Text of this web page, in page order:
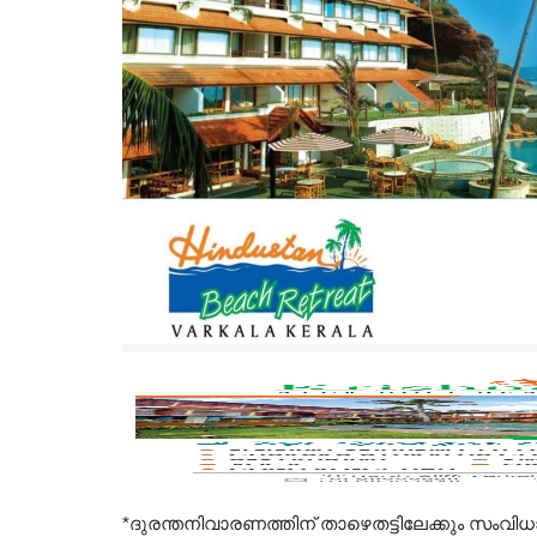
*ദുരന്തനിവാരണത്തിന് താഴെതട്ടിലേക്കും